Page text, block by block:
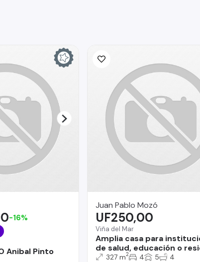
Anibal Pinto
-16%
Juan Pablo Mozó
Viña del Mar
Amplia casa para
de salud, educación o
UF250,00
327 m2 4 5 4